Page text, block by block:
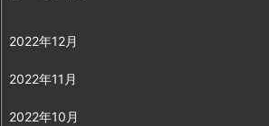
2022年12月
2022年11月
2022年10月